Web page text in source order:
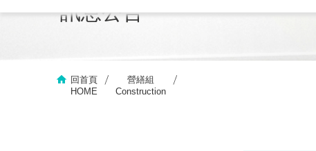
訊息公告
回首頁
HOME
營繕組
Construction